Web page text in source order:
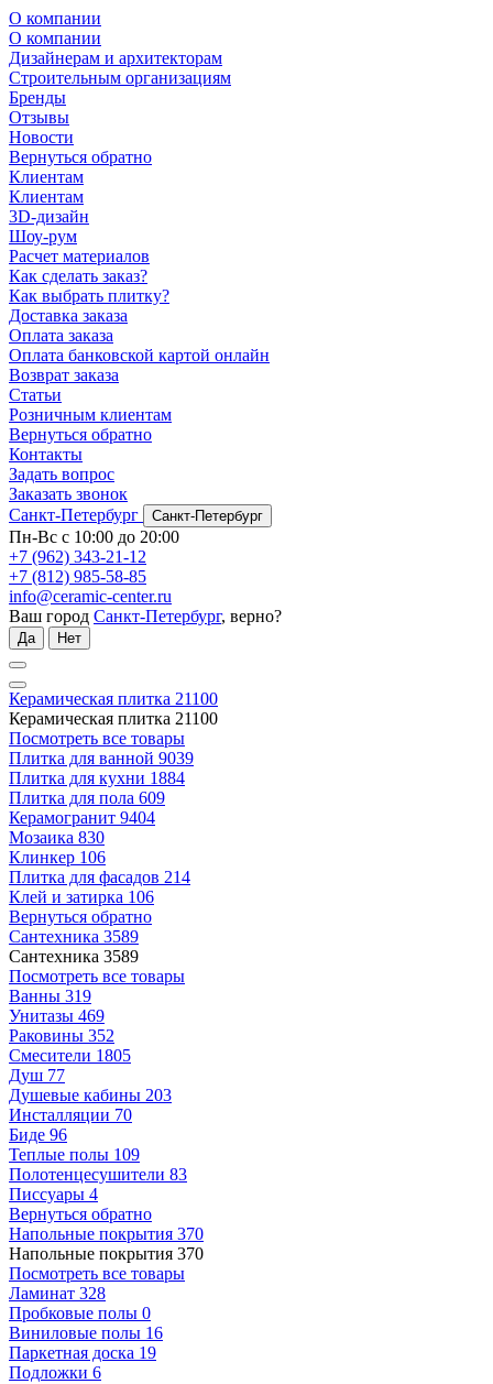
О компании
О компании
Дизайнерам и архитекторам
Строительным организациям
Бренды
Отзывы
Новости
Вернуться обратно
Клиентам
Клиентам
3D-дизайн
Шоу-рум
Расчет материалов
Как сделать заказ?
Как выбрать плитку?
Доставка заказа
Оплата заказа
Оплата банковской картой онлайн
Возврат заказа
Статьи
Розничным клиентам
Вернуться обратно
Контакты
Задать вопрос
Заказать звонок
Санкт-Петербург
Санкт-Петербург
Пн-Вс с 10:00 до 20:00
+7 (962) 343-21-12
+7 (812) 985-58-85
info@ceramic-center.ru
Ваш город Санкт-Петербург, верно?
Да Нет
Керамическая плитка 21100
Керамическая плитка 21100
Посмотреть все товары
Плитка для ванной 9039
Плитка для кухни 1884
Плитка для пола 609
Керамогранит 9404
Мозаика 830
Клинкер 106
Плитка для фасадов 214
Клей и затирка 106
Вернуться обратно
Сантехника 3589
Сантехника 3589
Посмотреть все товары
Ванны 319
Унитазы 469
Раковины 352
Смесители 1805
Душ 77
Душевые кабины 203
Инсталляции 70
Биде 96
Теплые полы 109
Полотенцесушители 83
Писсуары 4
Вернуться обратно
Напольные покрытия 370
Напольные покрытия 370
Посмотреть все товары
Ламинат 328
Пробковые полы 0
Виниловые полы 16
Паркетная доска 19
Подложки 6